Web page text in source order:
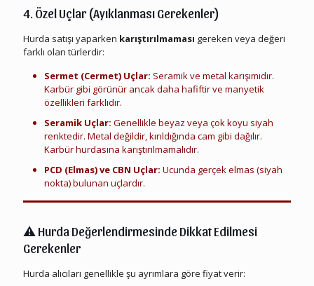
4. Özel Uçlar (Ayıklanması Gerekenler)
Hurda satışı yaparken karıştırılmaması gereken veya değeri
farklı olan türlerdir:
Sermet (Cermet) Uçlar: Seramik ve metal karışımıdır.
Karbür gibi görünür ancak daha hafiftir ve manyetik
özellikleri farklıdır.
Seramik Uçlar: Genellikle beyaz veya çok koyu siyah
renktedir. Metal değildir, kırıldığında cam gibi dağılır.
Karbür hurdasına karıştırılmamalıdır.
PCD (Elmas) ve CBN Uçlar: Ucunda gerçek elmas (siyah
nokta) bulunan uçlardır.
⚠️ Hurda Değerlendirmesinde Dikkat Edilmesi
Gerekenler
Hurda alıcıları genellikle şu ayrımlara göre fiyat verir: